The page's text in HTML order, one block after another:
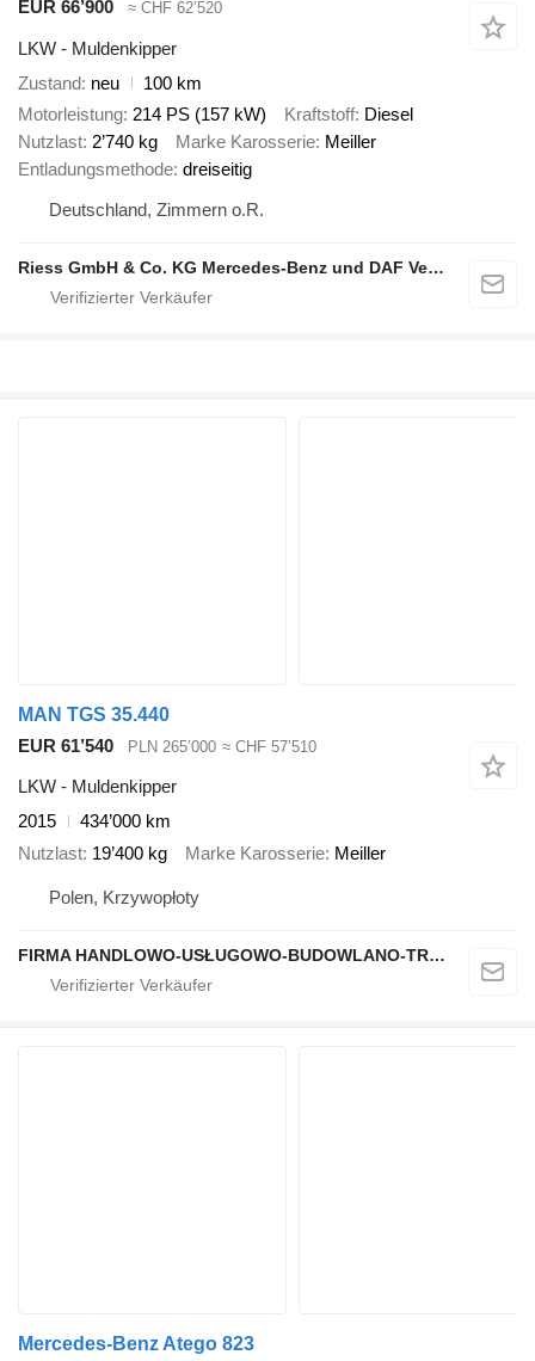
EUR 66’900
≈ CHF 62’520
LKW - Muldenkipper
Zustand neu
100 km
Motorleistung 214 PS (157 kW) Kraftstoff Diesel
Nutzlast 2’740 kg Marke Karosserie Meiller
Entladungsmethode dreiseitig
Deutschland, Zimmern o.R.
Riess GmbH & Co. KG Mercedes-Benz und DAF Vertragspartner
MAN TGS 35.440
EUR 61’540
PLN 265’000 ≈ CHF 57’510
LKW - Muldenkipper
2015
434’000 km
Nutzlast 19’400 kg Marke Karosserie Meiller
Polen, Krzywopłoty
FIRMA HANDLOWO-USŁUGOWO-BUDOWLANO-TRANSPORTOWA PAWEŁ MSTOWSKI
Mercedes-Benz Atego 823